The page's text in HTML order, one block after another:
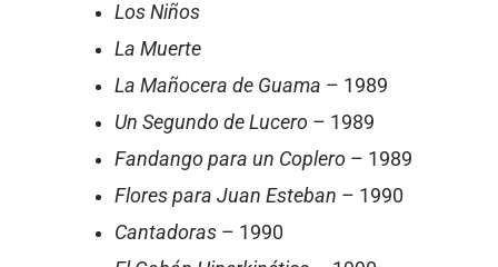
Los Niños
La Muerte
La Mañocera de Guama – 1989
Un Segundo de Lucero– 1989
Fandango para un Coplero– 1989
Flores para Juan Esteban – 1990
Cantadoras– 1990